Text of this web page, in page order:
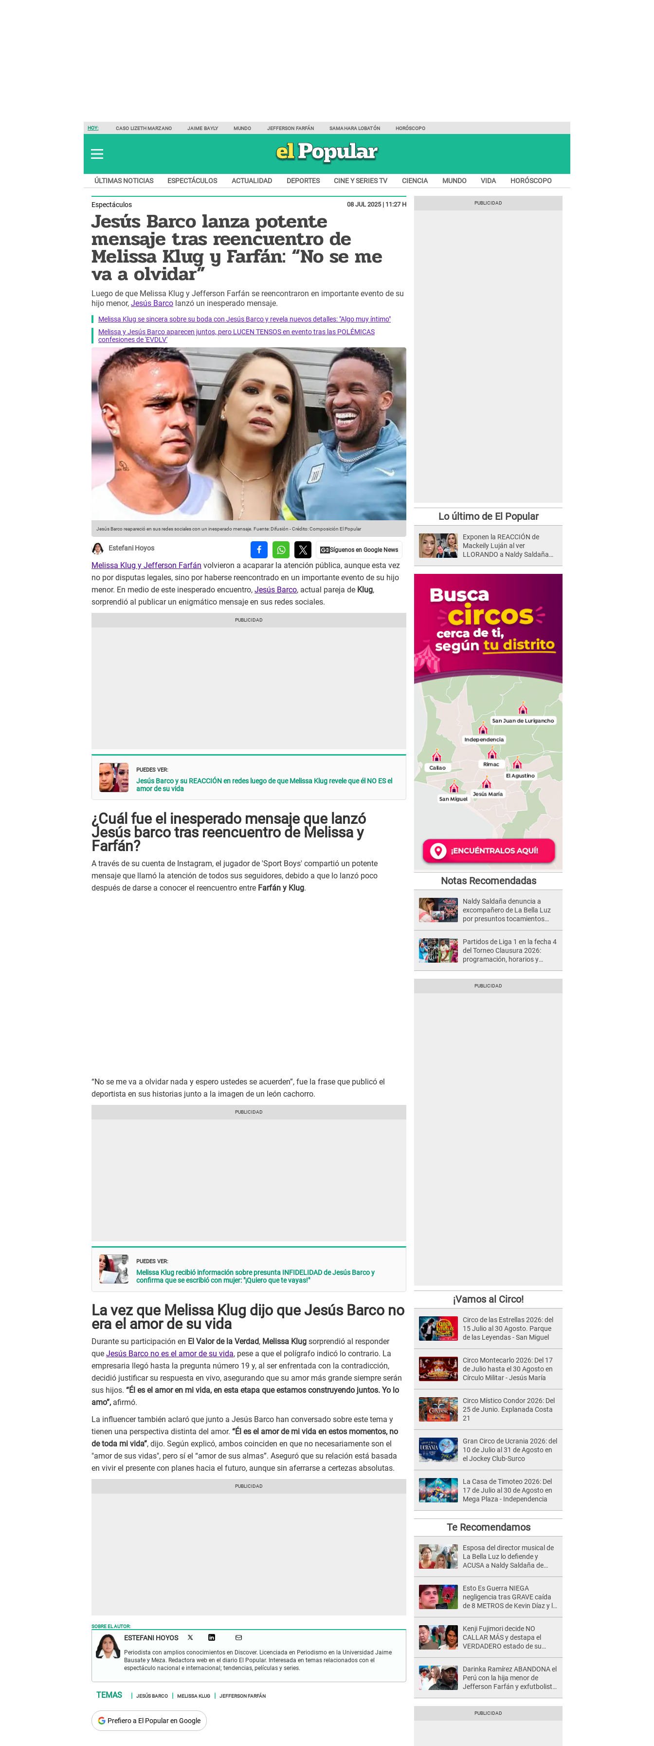
HOY: CASO LIZETH MARZANO JAIME BAYLY MUNDO JEFFERSON FARFÁN SAMAHARA LOBATÓN HORÓSCOPO
ÚLTIMAS NOTICIAS ESPECTÁCULOS ACTUALIDAD DEPORTES CINE Y SERIES TV CIENCIA MUNDO VIDA HORÓSCOPO
Espectáculos 08 JUL 2025 | 11:27 H
Jesús Barco lanza potente
mensaje tras reencuentro de
Melissa Klug y Farfán: “No se me
va a olvidar”
Luego de que Melissa Klug y Jefferson Farfán se reencontraron en importante evento de su
hijo menor, Jesús Barco lanzó un inesperado mensaje.
Melissa Klug se sincera sobre su boda con Jesús Barco y revela nuevos detalles: "Algo muy íntimo"
Melissa y Jesús Barco aparecen juntos, pero LUCEN TENSOS en evento tras las POLÉMICAS
confesiones de 'EVDLV'
Jesús Barco reapareció en sus redes sociales con un inesperado mensaje. Fuente: Difusión -Crédito: Composición El Popular
Estefani Hoyos
Melissa Klug y Jefferson Farfán volvieron a acaparar la atención pública, aunque esta vez
no por disputas legales, sino por haberse reencontrado en un importante evento de su hijo
menor. En medio de este inesperado encuentro, Jesús Barco, actual pareja de Klug,
sorprendió al publicar un enigmático mensaje en sus redes sociales.
PUEDES VER:
Jesús Barco y su REACCIÓN en redes luego de que Melissa Klug revele que él NO ES el
amor de su vida
¿Cuál fue el inesperado mensaje que lanzó
Jesús barco tras reencuentro de Melissa y
Farfán?
A través de su cuenta de Instagram, el jugador de 'Sport Boys' compartió un potente
mensaje que llamó la atención de todos sus seguidores, debido a que lo lanzó poco
después de darse a conocer el reencuentro entre Farfán y Klug.
“No se me va a olvidar nada y espero ustedes se acuerden”, fue la frase que publicó el
deportista en sus historias junto a la imagen de un león cachorro.
PUEDES VER:
Melissa Klug recibió información sobre presunta INFIDELIDAD de Jesús Barco y
confirma que se escribió con mujer: "¡Quiero que te vayas!"
La vez que Melissa Klug dijo que Jesús Barco no
era el amor de su vida
Durante su participación en El Valor de la Verdad, Melissa Klug sorprendió al responder
que Jesús Barco no es el amor de su vida, pese a que el polígrafo indicó lo contrario. La
empresaria llegó hasta la pregunta número 19 y, al ser enfrentada con la contradicción,
decidió justificar su respuesta en vivo, asegurando que su amor más grande siempre serán
sus hijos. “Él es el amor en mi vida, en esta etapa que estamos construyendo juntos. Yo lo
amo”, afirmó.
La influencer también aclaró que junto a Jesús Barco han conversado sobre este tema y
tienen una perspectiva distinta del amor. “Él es el amor de mi vida en estos momentos, no
de toda mi vida”, dijo. Según explicó, ambos coinciden en que no necesariamente son el
"amor de sus vidas", pero sí el “amor de sus almas”. Aseguró que su relación está basada
en vivir el presente con planes hacia el futuro, aunque sin aferrarse a certezas absolutas.
SOBRE EL AUTOR:
ESTEFANI HOYOS
Periodista con amplios conocimientos en Discover. Licenciada en Periodismo en la Universidad Jaime
Bausate y Meza. Redactora web en el diario El Popular. Interesada en temas relacionados con el
espectáculo nacional e internacional; tendencias, películas y series.
JESÚS BARCO MELISSA KLUG JEFFERSON FARFÁN
Prefiero a El Popular en Google
Lo último de El Popular
Exponen la REACCIÓN de
Mackeily Luján al ver
LLORANDO a Naldy Saldaña
Notas Recomendadas
Naldy Saldaña denuncia a
excompañero de La Bella Luz
por presuntos tocamientos
Partidos de Liga 1 en la fecha 4
del Torneo Clausura 2026:
programación, horarios y
¡Vamos al Circo!
Circo de las Estrellas 2026: del
15 Julio al 30 Agosto. Parque
de las Leyendas - San Miguel
Circo Montecarlo 2026: Del 17
de Julio hasta el 30 Agosto en
Círculo Militar - Jesús María
Circo Místico Condor 2026: Del
25 de Junio. Explanada Costa
21
Gran Circo de Ucrania 2026: del
10 de Julio al 31 de Agosto en
el Jockey Club-Surco
La Casa de Timoteo 2026: Del
17 de Julio al 30 de Agosto en
Mega Plaza - Independencia
Te Recomendamos
Esposa del director musical de
La Bella Luz lo defiende y
ACUSA a Naldy Saldaña de
Esto Es Guerra NIEGA
negligencia tras GRAVE caída
de 8 METROS de Kevin Díaz y lo
Kenji Fujimori decide NO
CALLAR MÁS y destapa el
VERDADERO estado de su
suegra..."
Darinka Ramírez ABANDONA el
Perú con la hija menor de
Jefferson Farfán y exfutbolista